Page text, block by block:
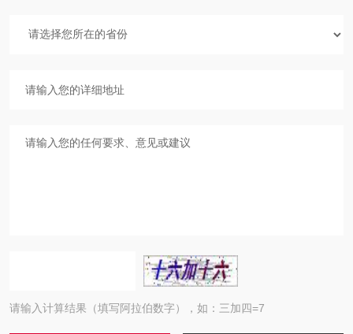
请输入计算结果（填写阿拉伯数字），如：三加四=7